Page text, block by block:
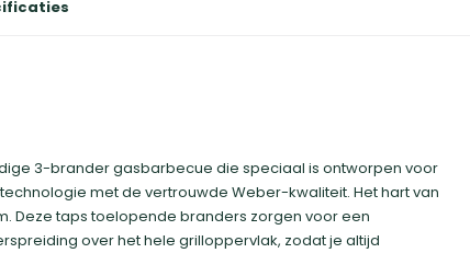
3-brander gasbarbecue die speciaal is ontworpen voor
met de vertrouwde Weber-kwaliteit. Het hart van
Deze taps toelopende branders zorgen voor een
over het hele grilloppervlak, zodat je altijd